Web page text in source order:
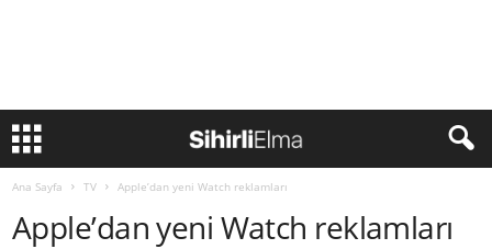
Ana Sayfa TV Apple’dan yeni Watch reklamları
Apple’dan yeni Watch reklamları